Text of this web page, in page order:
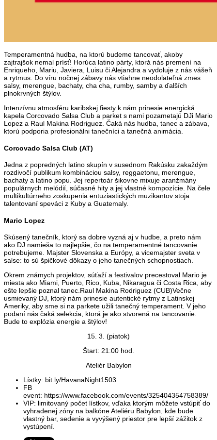
Temperamentná hudba, na ktorú budeme tancovať, akoby
zajtrajšok nemal prísť! Horúca latino párty, ktorá nás premení na
Enriqueho, Mariu, Javiera, Luisu či Alejandra a vydoluje z nás vášeň
a rytmus. Do víru nočnej zábavy nás vtiahne neodolateľná zmes
salsy, merengue, bachaty, cha cha, rumby, samby a ďalších
plnokrvných štýlov.
Intenzívnu atmosféru karibskej fiesty k nám prinesie energická
kapela Corcovado Salsa Club a parket s nami pozametajú DJi Mario
Lopez a Raul Makina Rodriguez. Čaká nás hudba, tanec a zábava,
ktorú podporia profesionálni tanečníci a tanečná animácia.
Corcovado Salsa Club (AT)
Jedna z popredných latino skupín v susednom Rakúsku zakaždým
rozdivočí publikum kombináciou salsy, reggaetonu, merengue,
bachaty a latino popu. Jej repertoár šikovne mixuje aranžmány
populárnych melódií, súčasné hity a jej vlastné kompozície. Na čele
multikultúrneho zoskupenia entuziastických muzikantov stoja
talentovaní speváci z Kuby a Guatemaly.
Mario Lopez
Skúsený tanečník, ktorý sa dobre vyzná aj v hudbe, a preto nám
ako DJ namieša to najlepšie, čo na temperamentné tancovanie
potrebujeme. Majster Slovenska a Európy, a vicemajster sveta v
salse: to sú špičkové dôkazy o jeho tanečných schopnostiach.
Okrem známych projektov, súťaží a festivalov precestoval Mario je
miesta ako Miami, Puerto, Rico, Kuba, Nikaragua či Costa Rica, aby
ešte lepšie poznal tanec.Raul Makina Rodriguez (CUB)Večne
usmievaný DJ, ktorý nám prinesie autentické rytmy z Latinskej
Ameriky, aby sme si na parkete užili tanečný temperament. V jeho
podaní nás čaká selekcia, ktorá je ako stvorená na tancovanie.
Bude to explózia energie a štýlov!
15. 3. (piatok)
Štart: 21:00 hod.
Ateliér Babylon
Lístky: bit.ly/HavanaNight1503
FB
event: https://www.facebook.com/events/325404354758389/
VIP: limitovaný počet lístkov, vďaka ktorým môžete vstúpiť do
vyhradenej zóny na balkóne Ateliéru Babylon, kde bude
vlastný bar, sedenie a vyvýšený priestor pre lepší zážitok z
vystúpení.